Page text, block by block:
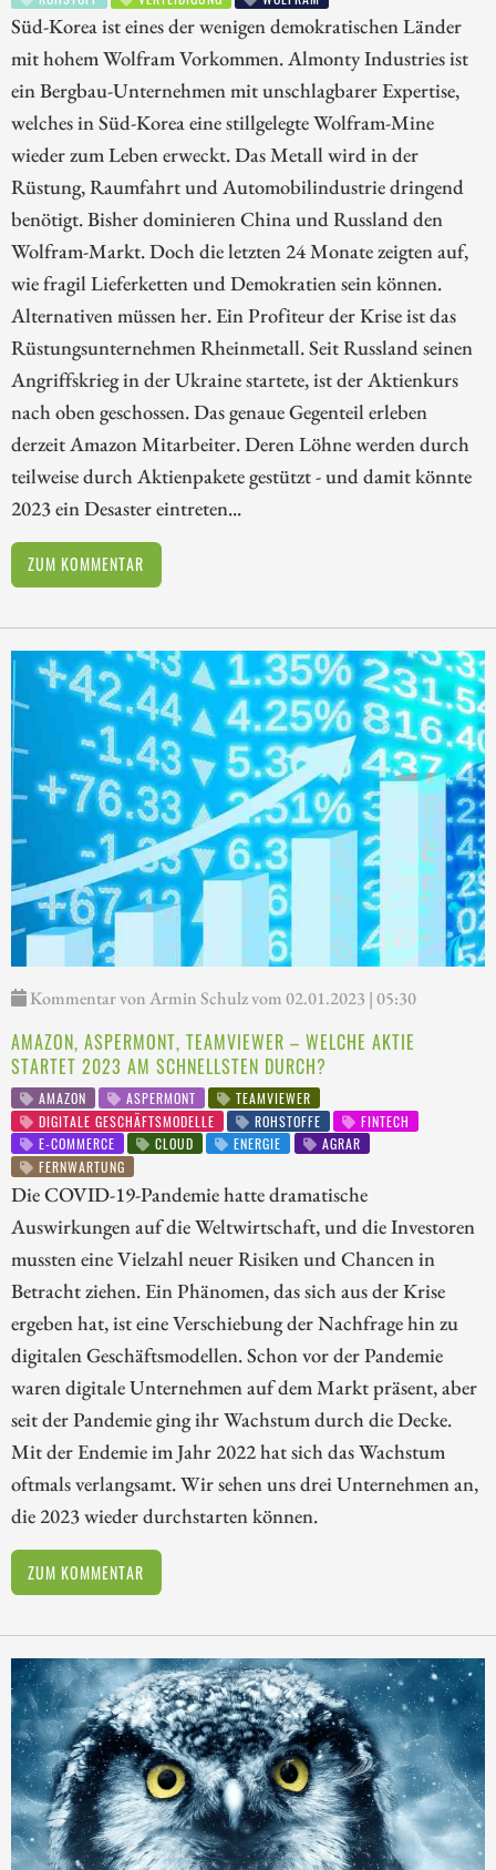
Süd-Korea ist eines der wenigen demokratischen Länder
mit hohem Wolfram Vorkommen. Almonty Industries ist
ein Bergbau-Unternehmen mit unschlagbarer Expertise,
welches in Süd-Korea eine stillgelegte Wolfram-Mine
wieder zum Leben erweckt. Das Metall wird in der
Rüstung, Raumfahrt und Automobilindustrie dringend
benötigt. Bisher dominieren China und Russland den
Wolfram-Markt. Doch die letzten 24 Monate zeigten auf,
wie fragil Lieferketten und Demokratien sein können.
Alternativen müssen her. Ein Profiteur der Krise ist das
Rüstungsunternehmen Rheinmetall. Seit Russland seinen
Angriffskrieg in der Ukraine startete, ist der Aktienkurs
nach oben geschossen. Das genaue Gegenteil erleben
derzeit Amazon Mitarbeiter. Deren Löhne werden durch
teilweise durch Aktienpakete gestützt - und damit könnte
2023 ein Desaster eintreten...
ZUM KOMMENTAR
Kommentar von Armin Schulz vom 02.01.2023 | 05:30
AMAZON, ASPERMONT, TEAMVIEWER – WELCHE AKTIE
STARTET 2023 AM SCHNELLSTEN DURCH?
AMAZON ASPERMONT
TEAMVIEWER
DIGITALE GESCHÄFTSMODELLE
ROHSTOFFE
FINTECH
E-COMMERCE
CLOUD ENERGIE
AGRAR
FERNWARTUNG
Die COVID-19-Pandemie hatte dramatische
Auswirkungen auf die Weltwirtschaft, und die Investoren
mussten eine Vielzahl neuer Risiken und Chancen in
Betracht ziehen. Ein Phänomen, das sich aus der Krise
ergeben hat, ist eine Verschiebung der Nachfrage hin zu
digitalen Geschäftsmodellen. Schon vor der Pandemie
waren digitale Unternehmen auf dem Markt präsent, aber
seit der Pandemie ging ihr Wachstum durch die Decke.
Mit der Endemie im Jahr 2022 hat sich das Wachstum
oftmals verlangsamt. Wir sehen uns drei Unternehmen an,
die 2023 wieder durchstarten können.
ZUM KOMMENTAR